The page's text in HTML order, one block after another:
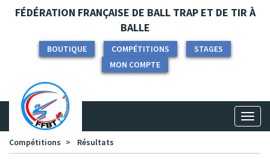
Panneau de gestion des cookies
FÉDÉRATION FRANÇAISE DE BALL TRAP ET DE TIR À
BALLE
BOUTIQUE COMPÉTITIONS
STAGES
MON COMPTE
Compétitions
Résultats